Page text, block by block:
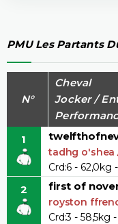
PMU Les Partants
N°
Cheval
Jocker /
1
tadhg o'shea
Crd:6 - 62,0kg
2 first of
royston
Crd:3 - 58,5kg